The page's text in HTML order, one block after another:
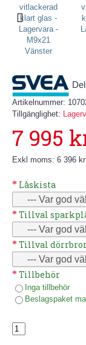
Artikelnummer:
Tillgänglighet:
7 995
Exkl moms: 6 396 kr
Låskista
Tillval
Tillval
Tillbehör
Inga tillbehör
Beslagspaket